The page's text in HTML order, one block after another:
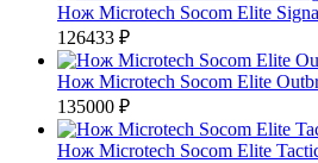
Нож Microtech Socom Elite
126433 ₽
Нож Microtech Socom Elite
135000 ₽
Нож Microtech Socom Elite